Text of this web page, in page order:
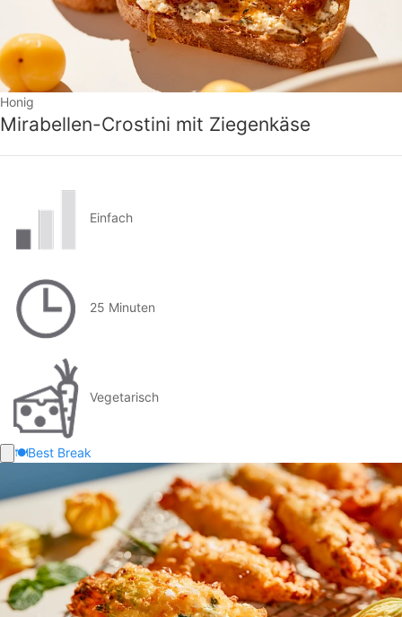
Honig
Mirabellen-Crostini mit Ziegenkäse
Einfach
25 Minuten
Vegetarisch
🍽️Best Break